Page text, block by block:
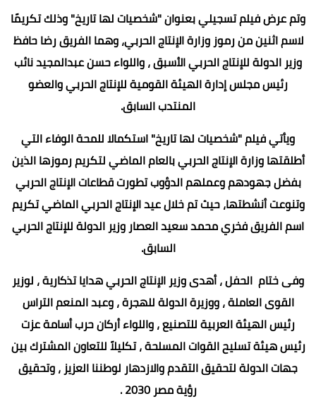
وتم عرض فيلم تسجيلي بعنوان "شخصيات لها تاريخ" وذلك تكريمًا
لاسم اثنين من رموز وزارة الإنتاج الحربي، وهما الفريق رضا حافظ
وزير الدولة للإنتاج الحربي الأسبق ، واللواء حسن عبدالمجيد نائب
رئيس مجلس إدارة الهيئة القومية للإنتاج الحربي والعضو
المنتدب السابق.
ويأتي فيلم "شخصيات لها تاريخ" استكمالا للمحة الوفاء التي
أطلقتها وزارة الإنتاج الحربي بالعام الماضي لتكريم رموزها الذين
بفضل جهودهم وعملهم الدؤوب تطورت قطاعات الإنتاج الحربي
وتنوعت أنشطتها، حيث تم خلال عيد الإنتاج الحربي الماضي تكريم
اسم الفريق فخري محمد سعيد العصار وزير الدولة للإنتاج الحربي
السابق.
وفى ختام الحفل ، أهدى وزير الإنتاج الحربي هدايا تذكارية ، لوزير
القوى العاملة ، ووزيرة الدولة للهجرة ، وعبد المنعم التراس
رئيس الهيئة العربية للتصنيع ، واللواء أركان حرب أسامة عزت
رئيس هيئة تسليح القوات المسلحة ، تكليلاً للتعاون المشترك بين
جهات الدولة لتحقيق التقدم والازدهار لوطننا العزيز ، وتحقيق
رؤية مصر 2030 .